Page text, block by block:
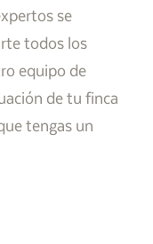
se
todos los
equipo de
de tu finca
tengas un